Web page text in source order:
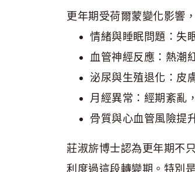
更年期受荷爾蒙變化影響
情緒與睡眠問題：失
血管神經反應：熱潮
泌尿與生殖退化：皮
月經異常：經期紊亂
骨質與心血管風險提
莊淑旂博士認為更年期不
利度過這段轉變期。特別